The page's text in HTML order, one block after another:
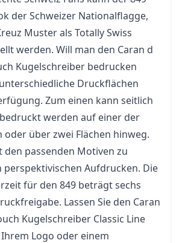
der Schweizer Nationalflagge,
Muster als Totally Swiss
werden. Will man den Caran d
Kugelschreiber bedrucken
Druckflächen
Zum einen kann seitlich
werden auf einer der
oder über zwei Flächen hinweg.
passenden Motiven zu
Aufdrucken. Die
für den 849 beträgt sechs
Lassen Sie den Caran
Kugelschreiber Classic Line
Logo oder einem